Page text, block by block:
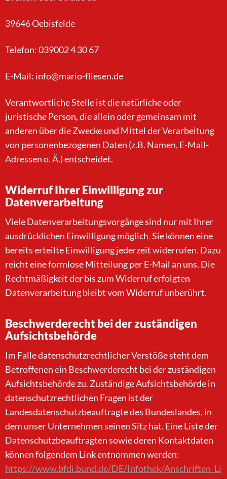
39646 Oebisfelde
Telefon: 039002 4 30 67
E-Mail: info@mario-fliesen.de
Verantwortliche Stelle ist die natürliche oder
juristische Person, die allein oder gemeinsam mit
anderen über die Zwecke und Mittel der Verarbeitung
von personenbezogenen Daten (z.B. Namen, E-Mail-
Adressen o. Ä.) entscheidet.
Widerruf Ihrer Einwilligung zur
Datenverarbeitung
Viele Datenverarbeitungsvorgänge sind nur mit Ihrer
ausdrücklichen Einwilligung möglich. Sie können eine
bereits erteilte Einwilligung jederzeit widerrufen. Dazu
reicht eine formlose Mitteilung per E-Mail an uns. Die
Rechtmäßigkeit der bis zum Widerruf erfolgten
Datenverarbeitung bleibt vom Widerruf unberührt.
Beschwerderecht bei der zuständigen
Aufsichtsbehörde
Im Falle datenschutzrechtlicher Verstöße steht dem
Betroffenen ein Beschwerderecht bei der zuständigen
Aufsichtsbehörde zu. Zuständige Aufsichtsbehörde in
datenschutzrechtlichen Fragen ist der
Landesdatenschutzbeauftragte des Bundeslandes, in
dem unser Unternehmen seinen Sitz hat. Eine Liste der
Datenschutzbeauftragten sowie deren Kontaktdaten
können folgendem Link entnommen werden:
https://www.bfdi.bund.de/DE/Infothek/Anschriften_Li